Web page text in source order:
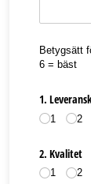
Betygsätt
6 = bäst
1.
1 2
2. Kvalitet
1 2